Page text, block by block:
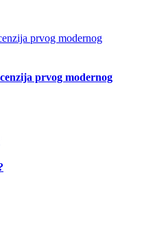
prvog modernog